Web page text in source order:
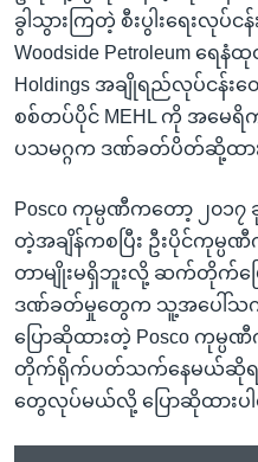
ခွါသွားကြတဲ့ စီးပွါးရေးလုပ်
Woodside Petroleum ရေ
Holdings အချိုရည်လုပ်ငန်း
စစ်တပ်ပိုင် MEHL ကို အမေရိ
ပသမဂ္ဂက ဒဏ်ခတ်ပိတ်ဆို့ထားပ
Posco ကုမ္ပဏီကတော့ ၂၀၁၇
တဲ့အချိန်ကစပြီး ဦးပိုင်ကုမ္ပ
တာမျိုးမရှိဘူးလို့ ဆက်တိုက်ပြ
ဒဏ်ခတ်မှုတွေက သူ့အပေါ်သ
ပြောဆိုထားတဲ့ Posco ကုမ္ပ
တိုက်ရိုက်ပတ်သက်နေမယ်ဆိုရ
တွေလုပ်မယ်လို့ ပြောဆိုထားပ